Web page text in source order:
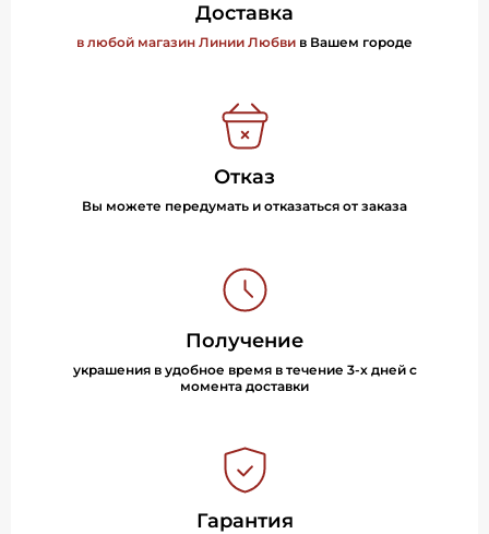
Доставка
в любой магазин Линии Любви в Вашем городе
Отказ
Вы можете передумать и отказаться от заказа
Получение
украшения в удобное время в течение 3-х дней с
момента доставки
Гарантия